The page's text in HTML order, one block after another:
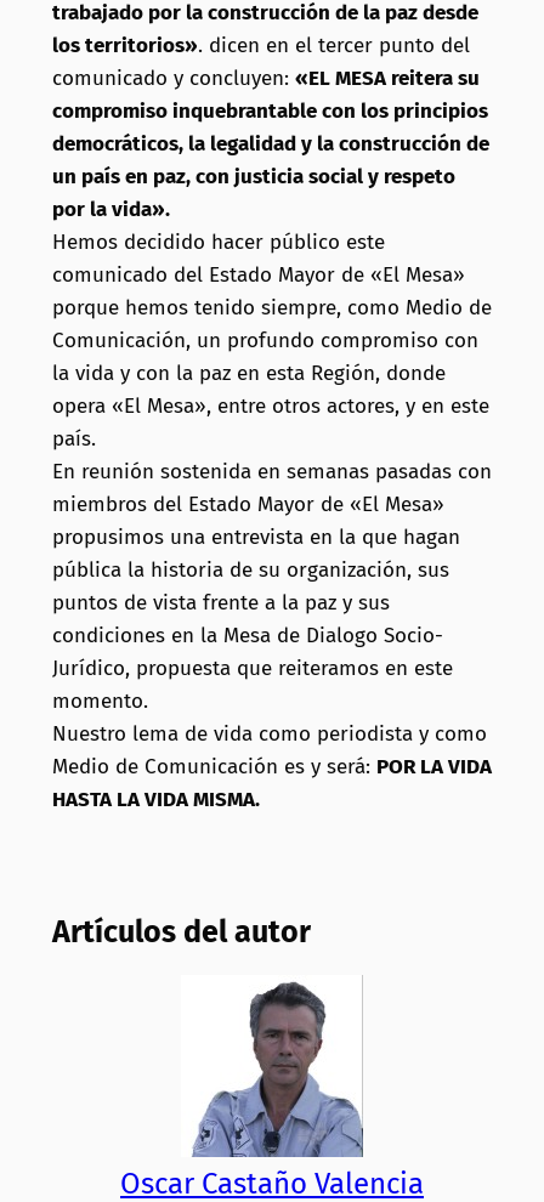
trabajado por la construcción de la paz desde
los territorios». dicen en el tercer punto del
comunicado y concluyen: «EL MESA reitera su
compromiso inquebrantable con los principios
democráticos, la legalidad y la construcción de
un país en paz, con justicia social y respeto
por la vida».
Hemos decidido hacer público este
comunicado del Estado Mayor de «El Mesa»
porque hemos tenido siempre, como Medio de
Comunicación, un profundo compromiso con
la vida y con la paz en esta Región, donde
opera «El Mesa», entre otros actores, y en este
país.
En reunión sostenida en semanas pasadas con
miembros del Estado Mayor de «El Mesa»
propusimos una entrevista en la que hagan
pública la historia de su organización, sus
puntos de vista frente a la paz y sus
condiciones en la Mesa de Dialogo Socio-
Jurídico, propuesta que reiteramos en este
momento.
Nuestro lema de vida como periodista y como
Medio de Comunicación es y será: POR LA VIDA
HASTA LA VIDA MISMA.
Artículos del autor
Oscar Castaño Valencia